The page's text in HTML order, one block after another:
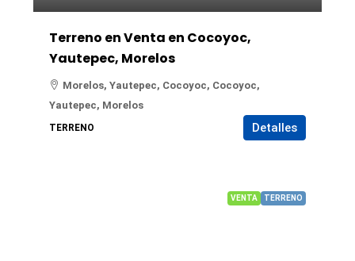
Terreno en Venta en Cocoyoc,
Yautepec, Morelos
Morelos, Yautepec, Cocoyoc, Cocoyoc,
Yautepec, Morelos
TERRENO Detalles
VENTA TERRENO